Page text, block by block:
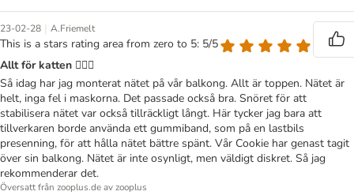
23-02-28 | A.Friemelt
This is a stars rating area from zero to 5: 5/5
Allt för katten 👍🏽😁
Så idag har jag monterat nätet på vår balkong. Allt är toppen. Nätet är
helt, inga fel i maskorna. Det passade också bra. Snöret för att
stabilisera nätet var också tillräckligt långt. Här tycker jag bara att
tillverkaren borde använda ett gummiband, som på en lastbils
presenning, för att hålla nätet bättre spänt. Vår Cookie har genast tagit
över sin balkong. Nätet är inte osynligt, men väldigt diskret. Så jag
rekommenderar det.
Översatt från zooplus.de av zooplus